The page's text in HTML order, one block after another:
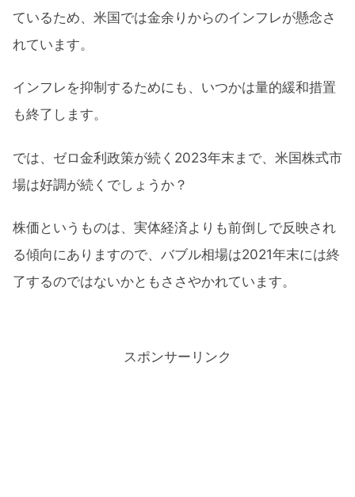
ているため、米国では金余りからのインフレが懸念さ
れています。
インフレを抑制するためにも、いつかは量的緩和措置
も終了します。
では、ゼロ金利政策が続く2023年末まで、米国株式市
場は好調が続くでしょうか？
株価というものは、実体経済よりも前倒しで反映され
る傾向にありますので、バブル相場は2021年末には終
了するのではないかともささやかれています。
スポンサーリンク